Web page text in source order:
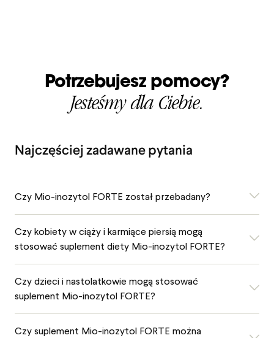
Potrzebujesz pomocy?
Jesteśmy dla Ciebie.
Najczęściej zadawane pytania
Czy Mio-inozytol FORTE został przebadany?
Czy kobiety w ciąży i karmiące piersią mogą
stosować suplement diety Mio-inozytol FORTE?
Czy dzieci i nastolatkowie mogą stosować
suplement Mio-inozytol FORTE?
Czy suplement Mio-inozytol FORTE można